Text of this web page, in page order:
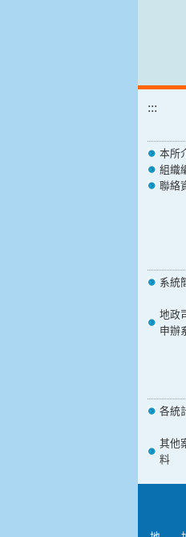
:::
本所
組織
聯絡
系統
地政
申辦
各統
其他
料